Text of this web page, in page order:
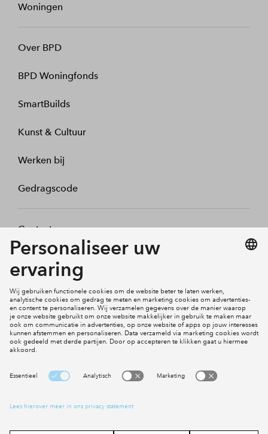
Woningen
Over BPD
BPD Woningfonds
SmartBuilds
Kunst & Cultuur
Werken bij
Gedragscode
Contact
Mijn profiel
Social Media
Cookies